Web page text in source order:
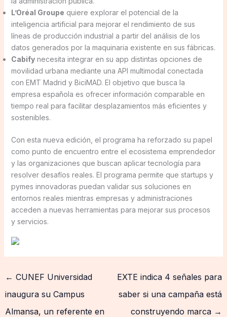
L’Oréal Groupe quiere explorar el potencial de la
inteligencia artificial para mejorar el rendimiento de sus
líneas de producción industrial a partir del análisis de los
datos generados por la maquinaria existente en sus fábricas.
Cabifynecesita integrar en su app distintas opciones de
movilidad urbana mediante una API multimodal conectada
con EMT Madrid y BiciMAD. El objetivo que busca la
empresa española es ofrecer información comparable en
tiempo real para facilitar desplazamientos más eficientes y
sostenibles.
Con esta nueva edición, el programa ha reforzado su papel
como punto de encuentro entre el ecosistema emprendedor
y las organizaciones que buscan aplicar tecnología para
resolver desafíos reales. El programa permite que startups y
pymes innovadoras puedan validar sus soluciones en
entornos reales mientras empresas y administraciones
acceden a nuevas herramientas para mejorar sus procesos
y servicios.
← CUNEF Universidad
inaugura su Campus
Almansa, un referente en
EXTE indica 4 señales para
saber si una campaña está
construyendo marca →